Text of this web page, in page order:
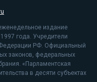
издание
года. Учредители
РФ. Официальный
законов, федеральных
«Парламентская
в десяти субъектах